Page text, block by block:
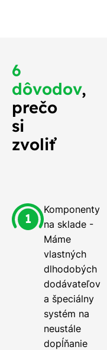
6
dôvodov,
prečo
si
zvoliť
Komponenty
na sklade -
Máme
vlastných
dlhodobých
dodávateľov
a špeciálny
systém na
neustále
dopĺňanie